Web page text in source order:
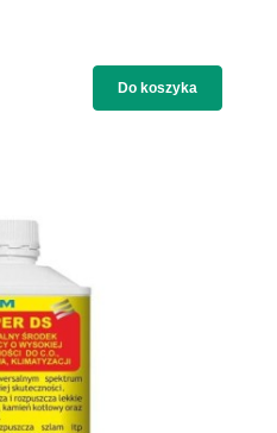
Do koszyka